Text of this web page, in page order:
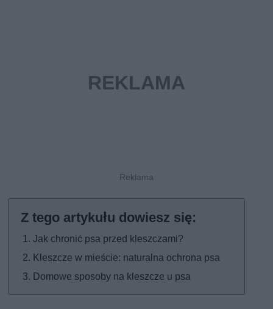
Jak chronić psa przed kleszczami?
Kleszcze w mieście: naturalna ochrona psa
Domowe sposoby na kleszcze u psa